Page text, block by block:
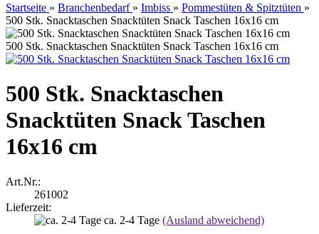
Startseite » Branchenbedarf » Imbiss » Pommestüten & Spitztüten »
500 Stk. Snacktaschen Snacktüten Snack Taschen 16x16 cm
500 Stk. Snacktaschen Snacktüten Snack Taschen 16x16 cm
500 Stk. Snacktaschen
Snacktüten Snack Taschen
16x16 cm
Art.Nr.:
261002
Lieferzeit:
ca. 2-4 Tage (Ausland abweichend)